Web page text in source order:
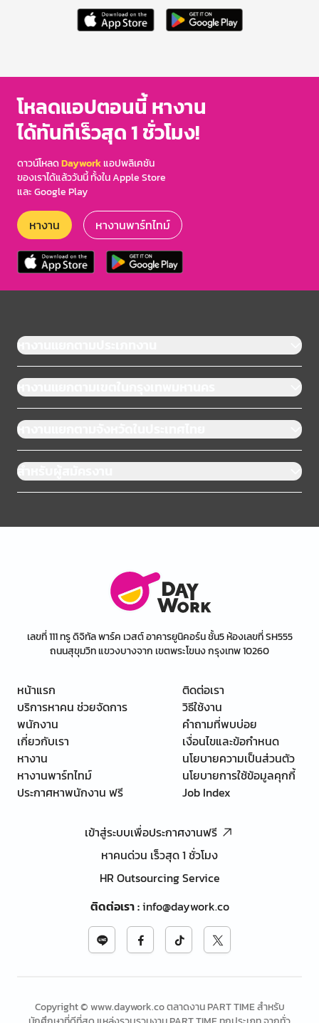
โหลดแอปตอนนี้ หางาน
ได้ทันทีเร็วสุด 1 ชั่วโมง!
ดาวน์โหลดDayworkแอปพลิเคชัน
ของเราได้แล้ววันนี้ ทั้งใน Apple Store
และ Google Play
หางาน หางานพาร์ทไทม์
หางานแยกตามประเภทงาน
หางานแยกตามเขตในกรุงเทพมหานคร
หางานแยกตามจังหวัดในประเทศไทย
สำหรับผู้สมัครงาน
เลขที่ 111 ทรู ดิจิทัล พาร์ค เวสต์ อาคารยูนิคอร์น ชั้น5 ห้องเลขที่ SH555
ถนนสุขุมวิท แขวงบางจาก เขตพระโขนง กรุงเทพ 10260
หน้าแรก
บริการหาคน ช่วยจัดการ
พนักงาน
เกี่ยวกับเรา
หางาน
หางานพาร์ทไทม์
ประกาศหาพนักงาน ฟรี
ติดต่อเรา
วิธีใช้งาน
คำถามที่พบบ่อย
เงื่อนไขและข้อกำหนด
นโยบายความเป็นส่วนตัว
นโยบายการใช้ข้อมูลคุกกี้
Job Index
เข้าสู่ระบบเพื่อประกาศงานฟรี
หาคนด่วน เร็วสุด 1 ชั่วโมง
HR Outsourcing Service
ติดต่อเรา:info@daywork.co
Copyright © www.daywork.co ตลาดงาน PART TIME สำหรับ